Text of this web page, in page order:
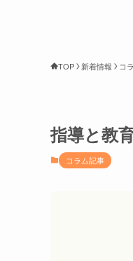
TOP 新着情報 コ
指導と教
コラム記事